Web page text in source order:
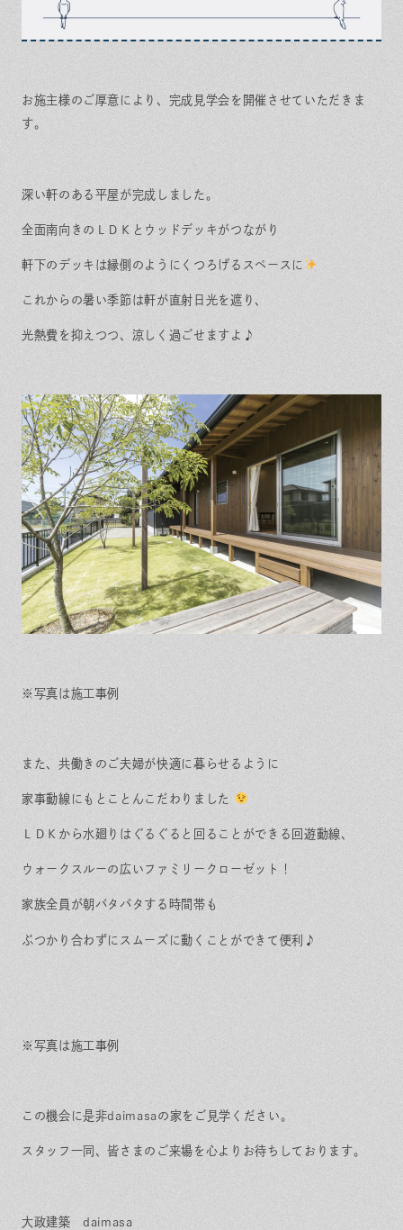
お施主様のご厚意により、完成見学会を開催させていただきま
す。
深い軒のある平屋が完成しました。
全面南向きのＬＤＫとウッドデッキがつながり
軒下のデッキは縁側のようにくつろげるスペースに
これからの暑い季節は軒が直射日光を遮り、
光熱費を抑えつつ、涼しく過ごせますよ♪
※写真は施工事例
また、共働きのご夫婦が快適に暮らせるように
家事動線にもとことんこだわりました
ＬＤＫから水廻りはぐるぐると回ることができる回遊動線、
ウォークスルーの広いファミリークローゼット！
家族全員が朝バタバタする時間帯も
ぶつかり合わずにスムーズに動くことができて便利♪
※写真は施工事例
この機会に是非daimasaの家をご見学ください。
スタッフ一同、皆さまのご来場を心よりお待ちしております。
大政建築 daimasa